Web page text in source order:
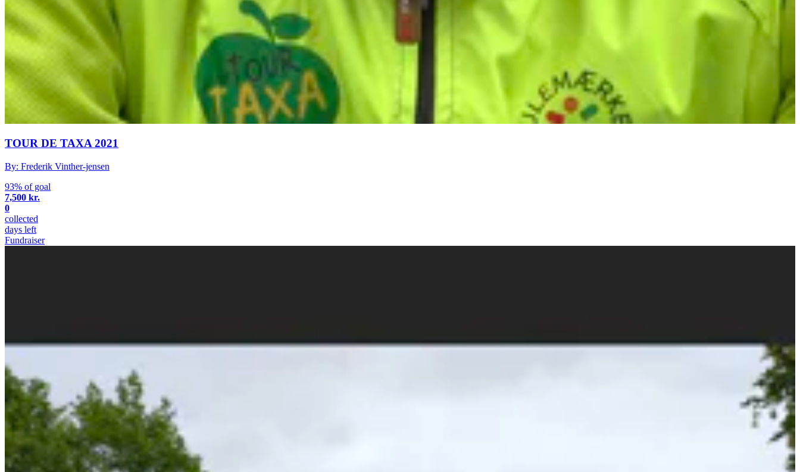
TOUR DE TAXA 2021
By: Frederik Vinther-jensen
93% of goal
7,500 kr.
0
collected
days left
Fundraiser